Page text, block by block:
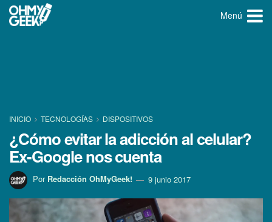
Menú
INICIO TECNOLOGÍ­AS DISPOSITIVOS
¿Cómo evitar la adicción al celular?
Ex-Google nos cuenta
Por Redacción OhMyGeek! 9 junio 2017